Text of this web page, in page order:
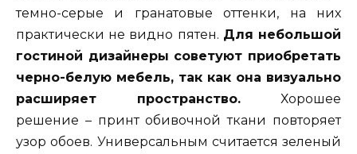
темно-серые и гранатовые оттенки, на них
практически не видно пятен. Для небольшой
гостиной дизайнеры советуют приобретать
черно-белую мебель, так как она визуально
расширяет пространство. Хорошее
решение – принт обивочной ткани повторяет
узор обоев. Универсальным считается зеленый